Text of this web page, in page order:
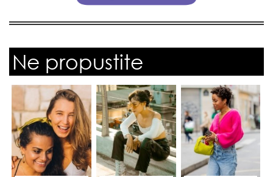
Ne propustite